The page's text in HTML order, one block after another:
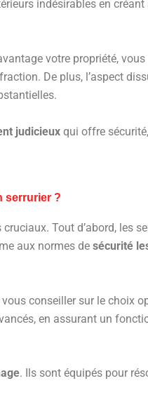
indésirables en
votre propriété,
De plus, l’aspect
judicieux qui offre
serrurier ?
Tout d’abord, les
aux normes de sécurité
conseiller sur le choix
en assurant un
. Ils sont équipés pour